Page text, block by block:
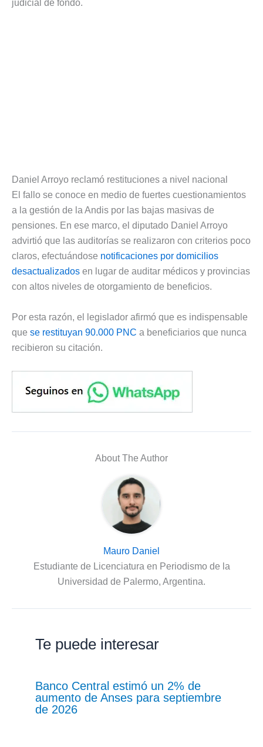
judicial de fondo.
Daniel Arroyo reclamó restituciones a nivel nacional
El fallo se conoce en medio de fuertes cuestionamientos
a la gestión de la Andis por las bajas masivas de
pensiones. En ese marco, el diputado Daniel Arroyo
advirtió que las auditorías se realizaron con criterios poco
claros, efectuándose notificaciones por domicilios
desactualizados en lugar de auditar médicos y provincias
con altos niveles de otorgamiento de beneficios.
Por esta razón, el legislador afirmó que es indispensable
que se restituyan 90.000 PNC a beneficiarios que nunca
recibieron su citación.
About The Author
Mauro Daniel
Estudiante de Licenciatura en Periodismo de la
Universidad de Palermo, Argentina.
Te puede interesar
Banco Central estimó un 2% de
aumento de Anses para septiembre
de 2026